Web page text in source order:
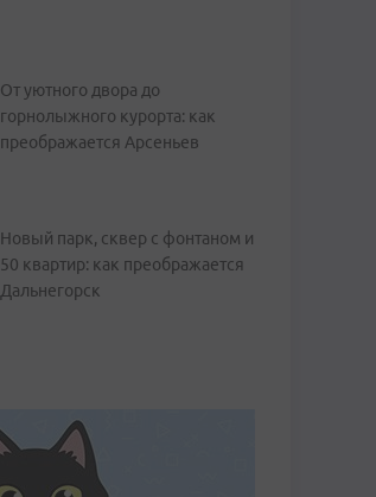
От уютного двора до
горнолыжного курорта: как
преображается Арсеньев
Новый парк, сквер с фонтаном и
50 квартир: как преображается
Дальнегорск